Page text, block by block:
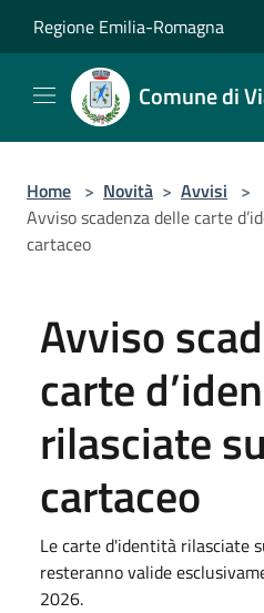
Regione Emilia-Romagna
Comune di
Home > Novità > Avvisi >
Avviso scadenza delle carte
cartaceo
Avviso
carte
rilasciate
cartaceo
Le carte d'identità rilasciate
resteranno valide
2026.